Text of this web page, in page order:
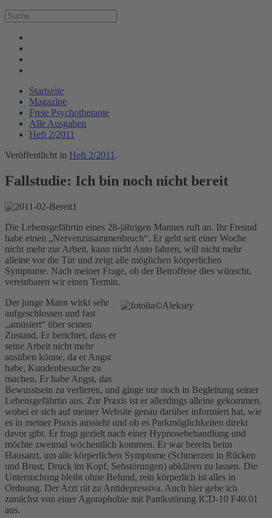
Startseite
Magazine
Freie Psychotherapie
Alle Ausgaben
Heft 2/2011
Veröffentlicht in Heft 2/2011 .
Fallstudie: Ich bin noch nicht bereit
Die Lebensgefährtin eines 28-jährigen Mannes ruft an. Ihr Freund
habe einen „Nervenzusammenbruch“. Er geht seit einer Woche
nicht mehr zur Arbeit, kann nicht Auto fahren, will nicht mehr
alleine vor die Tür und zeigt alle möglichen körperlichen
Symptome. Nach meiner Frage, ob der Betroffene dies wünscht,
vereinbaren wir einen Termin.
Der junge Mann wirkt sehr
aufgeschlossen und fast
„amüsiert“ über seinen
Zustand. Er berichtet, dass er
seine Arbeit nicht mehr
ausüben könne, da er Angst
habe, Kundenbesuche zu
machen. Er habe Angst, das
Bewusstsein zu verlieren, und ginge nur noch in Begleitung seiner
Lebensgefährtin aus. Zur Praxis ist er allerdings alleine gekommen,
wobei er sich auf meiner Website genau darüber informiert hat, wie
es in meiner Praxis aussieht und ob es Parkmöglichkeiten direkt
davor gibt. Er fragt gezielt nach einer Hypnosebehandlung und
möchte zweimal wöchentlich kommen. Er war bereits beim
Hausarzt, um alle körperlichen Symptome (Schmerzen in Rücken
und Brust, Druck im Kopf, Sehstörungen) abklären zu lassen. Die
Untersuchung bleibt ohne Befund, rein körperlich ist alles in
Ordnung. Der Arzt rät zu Antidepressiva. Auch hier gehe ich
zunächst von einer Agoraphobie mit Panikstörung ICD-10 F40.01
aus.